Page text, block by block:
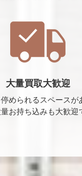
大量買取大歓迎
められるスペースが
お持ち込みも大歓迎